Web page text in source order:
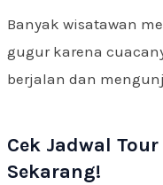
Banyak wisatawan
gugur karena
berjalan dan
Cek Jadwal
Sekarang!